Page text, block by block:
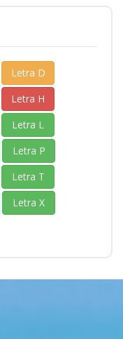
Letra D
Letra H
Letra L
Letra P
Letra T
Letra X